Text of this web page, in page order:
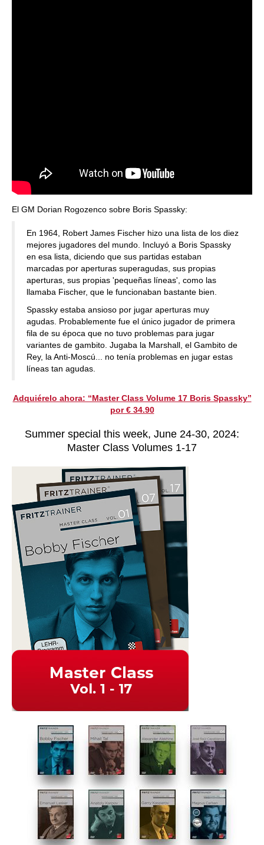
El GM Dorian Rogozenco sobre Boris Spassky:
En 1964, Robert James Fischer hizo una lista de los diez
mejores jugadores del mundo. Incluyó a Boris Spassky
en esa lista, diciendo que sus partidas estaban
marcadas por aperturas superagudas, sus propias
aperturas, sus propias 'pequeñas líneas', como las
llamaba Fischer, que le funcionaban bastante bien.
Spassky estaba ansioso por jugar aperturas muy
agudas. Probablemente fue el único jugador de primera
fila de su época que no tuvo problemas para jugar
variantes de gambito. Jugaba la Marshall, el Gambito de
Rey, la Anti-Moscú... no tenía problemas en jugar estas
líneas tan agudas.
Adquiérelo ahora: “Master Class Volume 17 Boris Spassky”
por € 34.90
Summer special this week, June 24-30, 2024:
Master Class Volumes 1-17